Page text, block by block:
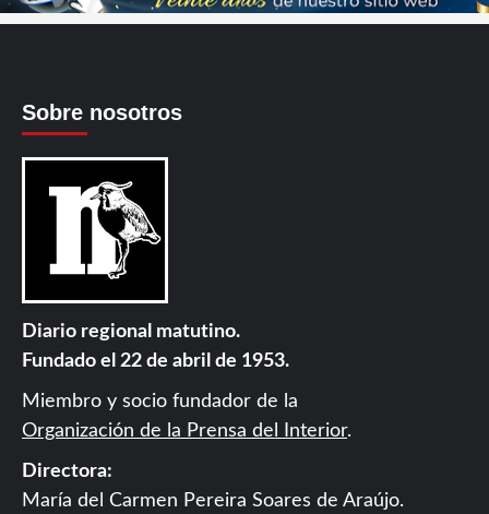
Sobre nosotros
Diario regional matutino.
Fundado el 22 de abril de 1953.
Miembro y socio fundador de la
Organización de la Prensa del Interior.
Directora:
María del Carmen Pereira Soares de Araújo.